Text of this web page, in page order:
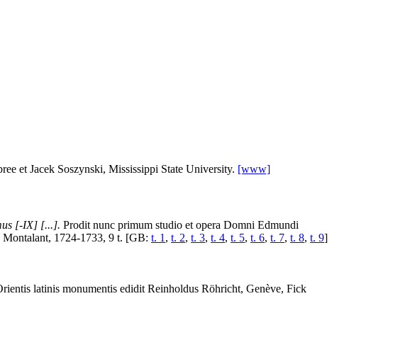
et Jacek Soszynski, Mississippi State University. [www]
[-IX] [...]. Prodit nunc primum studio et opera Domni Edmundi
1724-1733, 9 t. [GB: t. 1 , t. 2, t. 3, t. 4, t. 5, t. 6, t. 7, t. 8, t. 9]
latinis monumentis edidit Reinholdus Röhricht, Genève, Fick